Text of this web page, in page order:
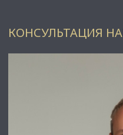
КОНСУЛЬТАЦИЯ